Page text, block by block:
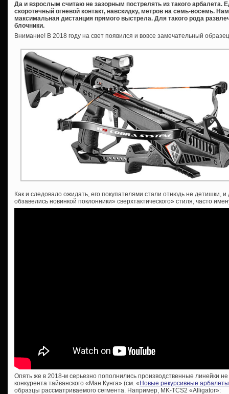
Да и взрослым считаю не зазорным пострелять из такого арбалета.
скоротечный огневой контакт, навскидку, метров на семь-восемь.
максимальная дистанция прямого выстрела. Для такого рода
блочники.
Внимание! В 2018 году на свет появился и вовсе замечательный
Как и следовало ожидать, его покупателями стали отнюдь не
обзавелись новинкой поклонники» сверхтактического» стиля, часто
Опять же в 2018-м серьезно пополнились производственные линейки
конкурента тайванского «Ман Кунга» (см. « Новые рекурсивные
образцы рассматриваемого сегмента. Например, MK-TCS2 «Alligator»: